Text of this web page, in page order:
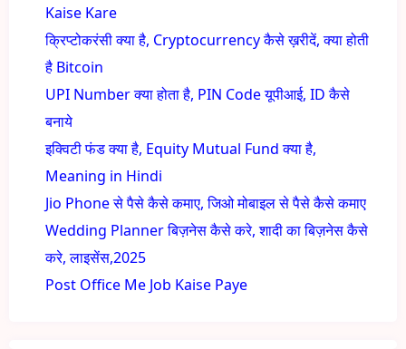
Kaise Kare
क्रिप्टोकरंसी क्या है, Cryptocurrency कैसे ख़रीदें, क्या होती
है Bitcoin
UPI Number क्या होता है, PIN Code यूपीआई, ID कैसे
बनाये
इक्विटी फंड क्या है, Equity Mutual Fund क्या है,
Meaning in Hindi
Jio Phone से पैसे कैसे कमाए, जिओ मोबाइल से पैसे कैसे कमाए
Wedding Planner बिज़नेस कैसे करे, शादी का बिज़नेस कैसे
करे, लाइसेंस,2025
Post Office Me Job Kaise Paye